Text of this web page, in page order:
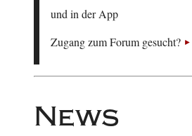
und in der App
Zugang zum Forum gesucht?
News